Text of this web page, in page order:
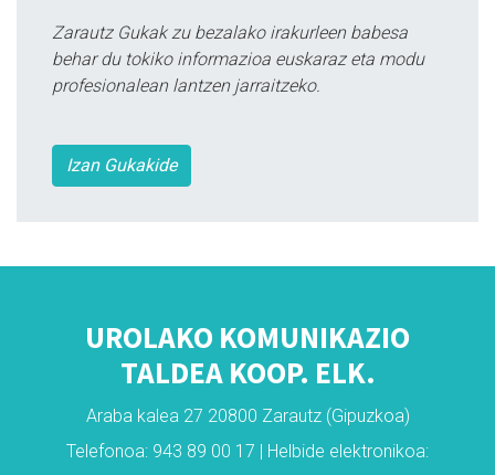
Zarautz Gukak zu bezalako irakurleen babesa
behar du tokiko informazioa euskaraz eta modu
profesionalean lantzen jarraitzeko.
Izan Gukakide
UROLAKO KOMUNIKAZIO
TALDEA KOOP. ELK.
Araba kalea 27 20800 Zarautz (Gipuzkoa)
Telefonoa: 943 89 00 17 | Helbide elektronikoa: